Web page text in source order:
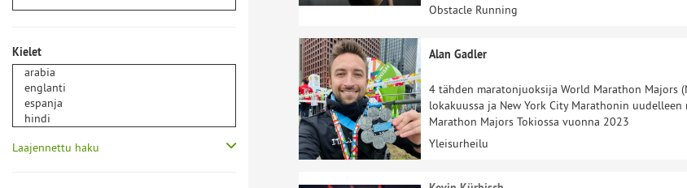
Kielet
Laajennettu haku
Obstacle Running
Alan Gadler
4 tähden maratonjuoksija World Marathon Majors
lokakuussa ja New York City Marathonin
Marathon Majors Tokiossa vuonna 2023
Yleisurheilu